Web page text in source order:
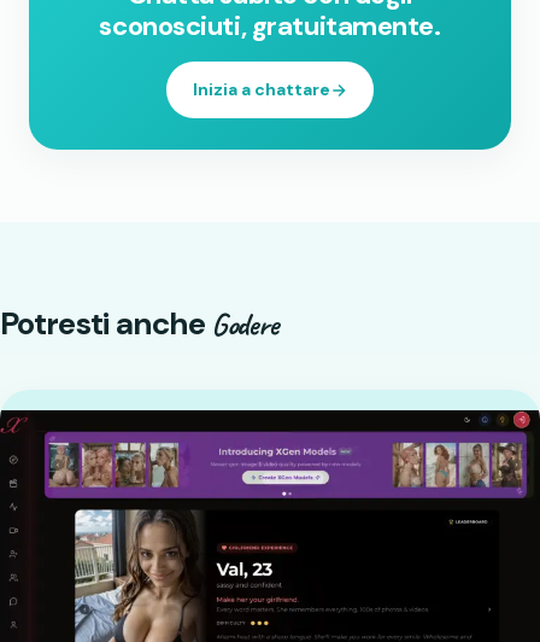
sconosciuti, gratuitamente.
Inizia a chattare
Potresti anche Godere